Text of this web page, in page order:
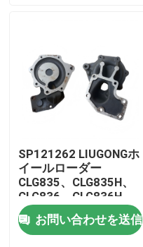
ビデオ
工場旅行
品質管理
SP121262 LIUGONGホ
イールローダー
CLG835、CLG835H、
CLG836、CLG836H、
ZL30E、CLG855、
CLG862H、CLG870H
のための中間フレンズ
お問い合わせを送信